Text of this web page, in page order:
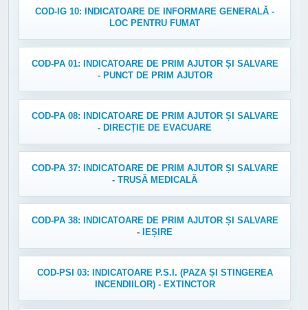
COD-IG 10: INDICATOARE DE INFORMARE GENERALĂ -
LOC PENTRU FUMAT
COD-PA 01: INDICATOARE DE PRIM AJUTOR ȘI SALVARE
- PUNCT DE PRIM AJUTOR
COD-PA 08: INDICATOARE DE PRIM AJUTOR ȘI SALVARE
- DIRECȚIE DE EVACUARE
COD-PA 37: INDICATOARE DE PRIM AJUTOR ȘI SALVARE
- TRUSĂ MEDICALĂ
COD-PA 38: INDICATOARE DE PRIM AJUTOR ȘI SALVARE
- IEȘIRE
COD-PSI 03: INDICATOARE P.S.I. (PAZA ȘI STINGEREA
INCENDIILOR) - EXTINCTOR